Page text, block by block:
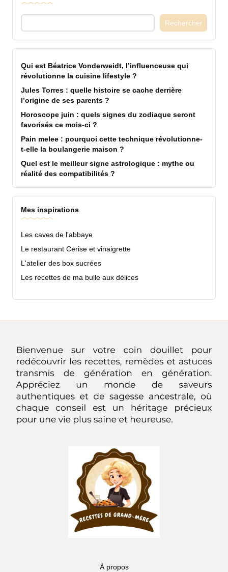
Rechercher
Qui est Béatrice Vonderweidt, l’influenceuse qui
révolutionne la cuisine lifestyle ?
Jules Torres : quelle histoire se cache derrière
l’origine de ses parents ?
Horoscope juin : quels signes du zodiaque seront
favorisés ce mois-ci ?
Pain melee : pourquoi cette technique révolutionne-
t-elle la boulangerie maison ?
Quel est le meilleur signe astrologique : mythe ou
réalité des compatibilités ?
Mes inspirations
Les caves de l'abbaye
Le restaurant Cerise et vinaigrette
L'atelier des box sucrées
Les recettes de ma bulle aux délices
À propos